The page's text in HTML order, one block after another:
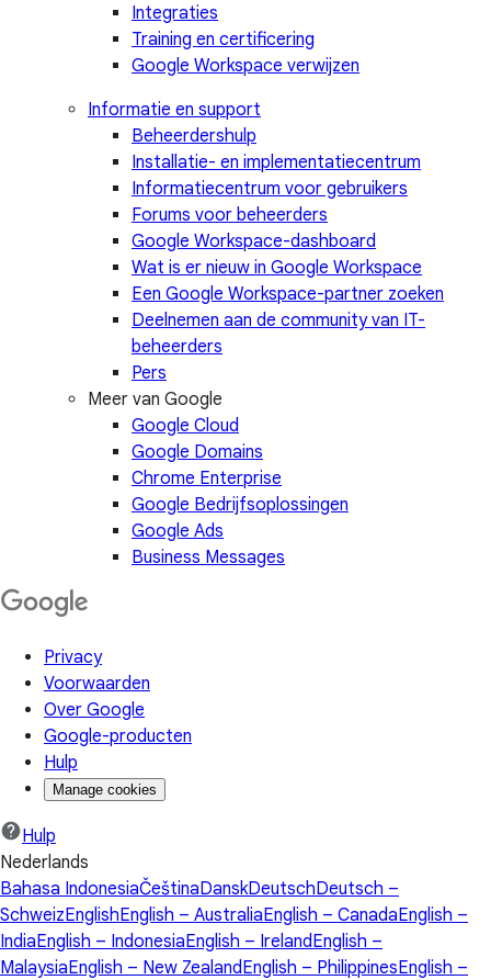
Integraties
Training en certificering
Google Workspace verwijzen
Informatie en support
Beheerdershulp
Installatie- en implementatiecentrum
Informatiecentrum voor gebruikers
Forums voor beheerders
Google Workspace-dashboard
Wat is er nieuw in Google Workspace
Een Google Workspace-partner zoeken
Deelnemen aan de community van IT-
beheerders
Pers
Meer van Google
Google Cloud
Google Domains
Chrome Enterprise
Google Bedrijfsoplossingen
Google Ads
Business Messages
Privacy
Voorwaarden
Over Google
Google-producten
Hulp
Manage cookies
Hulp
Nederlands
Bahasa IndonesiaČeštinaDanskDeutschDeutsch –
SchweizEnglishEnglish – AustraliaEnglish – CanadaEnglish –
IndiaEnglish – IndonesiaEnglish – IrelandEnglish –
MalaysiaEnglish – New ZealandEnglish – PhilippinesEnglish –